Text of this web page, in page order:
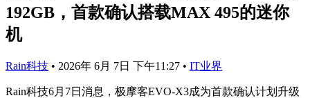
192GB，首款确认搭载MAX 495的迷你
机
Rain科技 • 2026年 6月 7日 下午11:27 • IT业界
Rain科技6月7日消息，极摩客EVO-X3成为首款确认计划升级